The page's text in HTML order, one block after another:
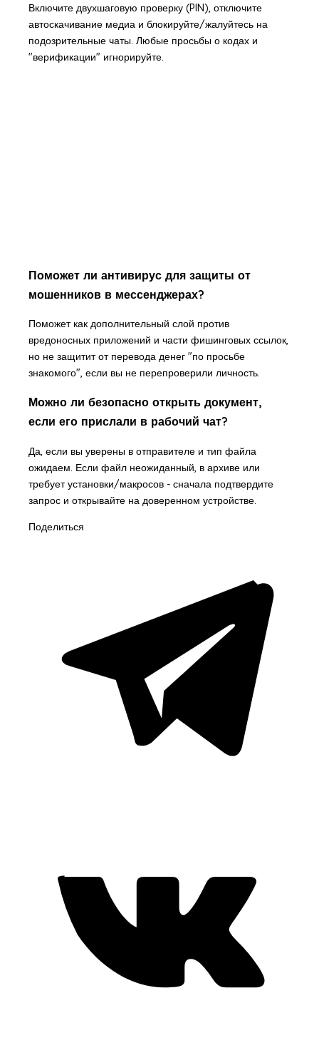
Включите двухшаговую проверку (PIN), отключите
автоскачивание медиа и блокируйте/жалуйтесь на
подозрительные чаты. Любые просьбы о кодах и
"верификации" игнорируйте.
Поможет ли антивирус для защиты от
мошенников в мессенджерах?
Поможет как дополнительный слой против
вредоносных приложений и части фишинговых ссылок,
но не защитит от перевода денег "по просьбе
знакомого", если вы не перепроверили личность.
Можно ли безопасно открыть документ,
если его прислали в рабочий чат?
Да, если вы уверены в отправителе и тип файла
ожидаем. Если файл неожиданный, в архиве или
требует установки/макросов - сначала подтвердите
запрос и открывайте на доверенном устройстве.
Поделиться